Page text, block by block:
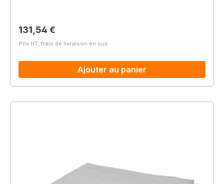
Prix régulier :
131,54 €
Prix HT, frais de livraison en sus
Ajouter au panier